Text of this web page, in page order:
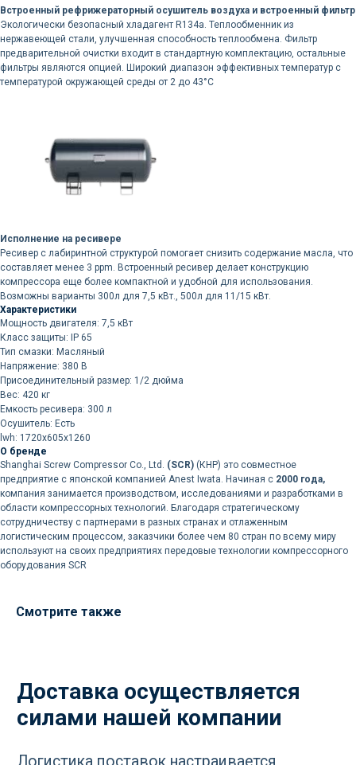
Встроенный рефрижераторный осушитель воздуха и встроенный фильтр
Экологически безопасный хладагент R134a. Теплообменник из
нержавеющей стали, улучшенная способность теплообмена. Фильтр
предварительной очистки входит в стандартную комплектацию, остальные
фильтры являются опцией. Широкий диапазон эффективных температур с
температурой окружающей среды от 2 до 43°C
Исполнение на ресивере
Ресивер с лабиринтной структурой помогает снизить содержание масла, что
составляет менее 3 ppm. Встроенный ресивер делает конструкцию
компрессора еще более компактной и удобной для использования.
Возможны варианты 300л для 7,5 кВт., 500л для 11/15 кВт.
Характеристики
Мощность двигателя: 7,5 кВт
Класс защиты: IP 65
Тип смазки: Масляный
Напряжение: 380 В
Присоединительный размер: 1/2 дюйма
Вес: 420 кг
Емкость ресивера: 300 л
Осушитель: Есть
lwh: 1720x605x1260
О бренде
Shanghai Screw Compressor Co., Ltd. (SCR) (КНР) это совместное
предприятие с японской компанией Anest Iwata. Начиная с 2000 года,
компания занимается производством, исследованиями и разработками в
области компрессорных технологий. Благодаря стратегическому
сотрудничеству с партнерами в разных странах и отлаженным
логистическим процессом, заказчики более чем 80 стран по всему миру
используют на своих предприятиях передовые технологии компрессорного
оборудования SCR
Смотрите также
Остались вопросы
+7
Отправить
Нажимая кнопку «Отправить», вы
соглашаетесьс политикой
конфиденциальности
специалисты проконсультируют
и помогут в подборе
Акции
Контакты
РАЗДЕЛЫ
Компрессоры
Осушители
ОГРН: 1206300030793
ИНН: 6324111209
Юр. адрес: 445020,
Тольятти, ул.